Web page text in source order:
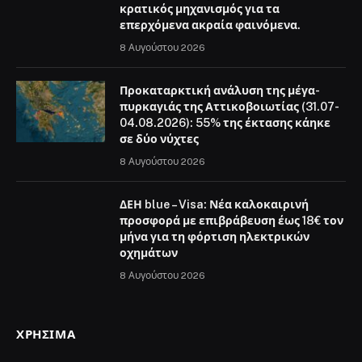
κρατικός μηχανισμός για τα
επερχόμενα ακραία φαινόμενα.
8 Αυγούστου 2026
Προκαταρκτική ανάλυση της μέγα-
πυρκαγιάς της Αττικοβοιωτίας (31.07-
04.08.2026): 55% της έκτασης κάηκε
σε δύο νύχτες
8 Αυγούστου 2026
ΔΕΗ blue – Visa: Νέα καλοκαιρινή
προσφορά με επιβράβευση έως 18€ τον
μήνα για τη φόρτιση ηλεκτρικών
οχημάτων
8 Αυγούστου 2026
ΧΡΉΣΙΜΑ